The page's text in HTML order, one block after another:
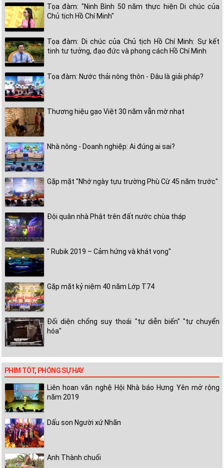
Tọa đàm: "Ninh Bình 50 năm thực hiện Di chúc của
Chủ tịch Hồ Chí Minh"
Tọa đàm: Di chúc của Chủ tịch Hồ Chí Minh: Sự kết
tinh tư tưởng, đạo đức và phong cách Hồ Chí Minh
Tọa đàm: Nước thải nông thôn - Đâu là giải pháp?
Thương hiệu gạo Việt 30 năm vẫn mờ nhạt
Nhà nông - Doanh nghiệp: Ai đúng ai sai?
Gặp mặt "Nhớ ngày tựu trường Phù Cừ 45 năm trước"
Đội quân nhà Phật trên đất nước chùa tháp
" Rubik 2019 – Cảm hứng và khát vọng"
Gặp mặt kỷ niệm 40 năm Lớp T74
Đối diện chống suy thoái "tự diễn biến" "tự chuyển
hóa"
PHIM TỐT, PHÓNG SỰ HAY
Liên hoan văn nghệ Hội Nhà báo Hưng Yên mở rộng
năm 2019
Dấu son Người xứ Nhãn
Anh Thành chuối